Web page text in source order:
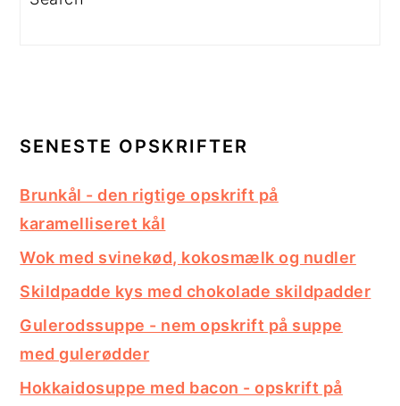
SENESTE OPSKRIFTER
Brunkål - den rigtige opskrift på
karamelliseret kål
Wok med svinekød, kokosmælk og nudler
Skildpadde kys med chokolade skildpadder
Gulerodssuppe - nem opskrift på suppe
med gulerødder
Hokkaidosuppe med bacon - opskrift på